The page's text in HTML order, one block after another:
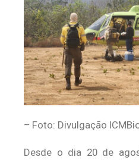
– Foto: Divulgação
Desde o dia 20 de